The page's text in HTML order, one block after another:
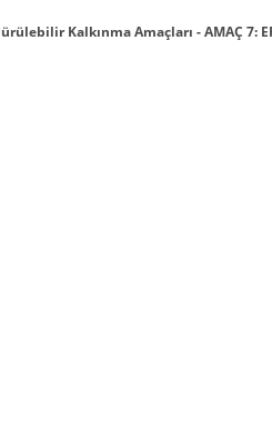
Kalkınma Amaçları - AMAÇ 7: